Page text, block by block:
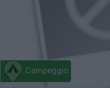
Campeggio